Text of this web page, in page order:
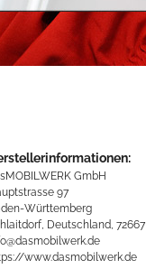
GmbH
97
Württemberg
Deutschland, 72667
www.dasmobilwerk.de